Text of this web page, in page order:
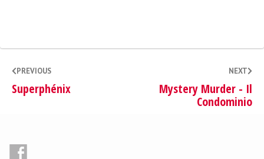
PREVIOUS
Superphénix
NEXT
Mystery Murder - Il
Condominio